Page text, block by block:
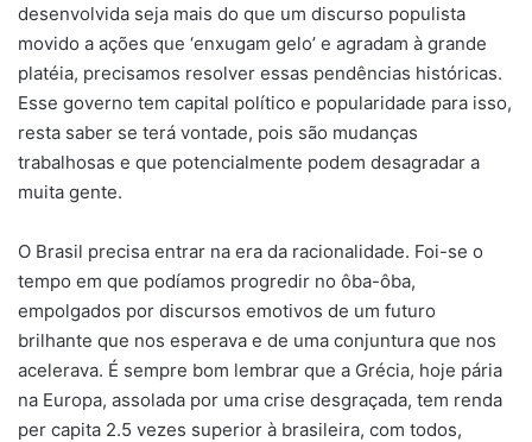
desenvolvida seja mais do que um discurso populista
movido a ações que ‘enxugam gelo’ e agradam à grande
platéia, precisamos resolver essas pendências históricas.
Esse governo tem capital político e popularidade para isso,
resta saber se terá vontade, pois são mudanças
trabalhosas e que potencialmente podem desagradar a
muita gente.
O Brasil precisa entrar na era da racionalidade. Foi-se o
tempo em que podíamos progredir no ôba-ôba,
empolgados por discursos emotivos de um futuro
brilhante que nos esperava e de uma conjuntura que nos
acelerava. É sempre bom lembrar que a Grécia, hoje pária
na Europa, assolada por uma crise desgraçada, tem renda
per capita 2.5 vezes superior à brasileira, com todos,